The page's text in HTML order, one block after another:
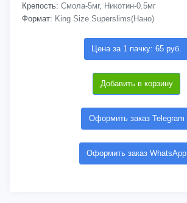
Крепость: Смола-5мг, Никотин-0.5мг
Формат: King Size Superslims(Нано)
Цена за 1 пачку: 65 руб.
Добавить в корзину
Оформить заказ Telegram
Оформить заказ WhatsApp